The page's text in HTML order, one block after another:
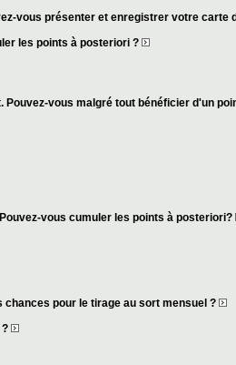
vous présenter et enregistrer votre carte
les points à posteriori ?
vous malgré tout bénéficier d'un
vous cumuler les points à posteriori?
pour le tirage au sort mensuel ?